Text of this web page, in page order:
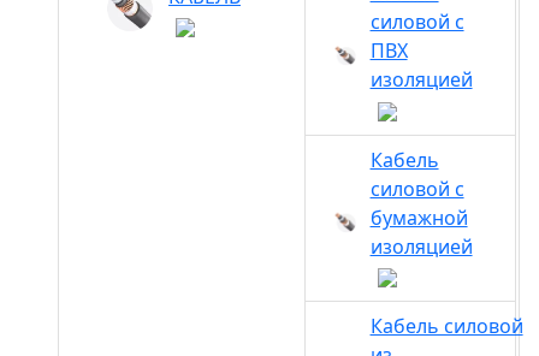
силовой с
ПВХ
изоляцией
Кабель
силовой с
бумажной
изоляцией
Кабель силовой